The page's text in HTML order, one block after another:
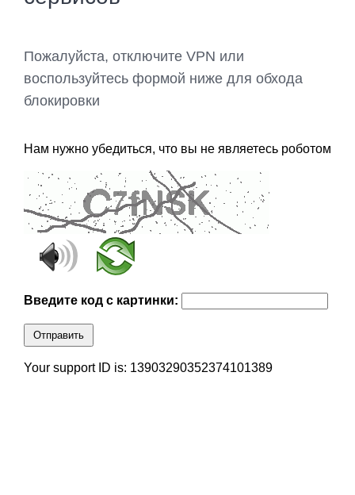
Пожалуйста, отключите VPN или
воспользуйтесь формой ниже для обхода
блокировки
Нам нужно убедиться, что вы не являетесь роботом
Введите код с картинки:
Отправить
Your support ID is: 13903290352374101389